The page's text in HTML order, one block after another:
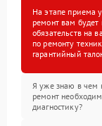
На этапе приема
ремонт вам будет
обязательств на
по ремонту
гарантийный
Я уже знаю в чем
ремонт
диагностику?